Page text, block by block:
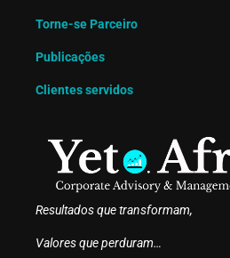
Torne-se Parceiro
Publicações
Clientes servidos
Resultados que transformam,
Valores que perduram…